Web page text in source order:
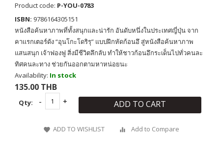
Product code: P-YOU-0783
ISBN: 9786164305151
หนังสือค้นหาภาพที่ทั้งสนุกและน่ารัก อันดับหนึ่งในประเทศญี่ปุ่น จาก
คาเเรกเตอร์ดัง “อุนโกะโดริรุ” แบบฝึกหัดก้อนอึ สู่หนังสือค้นหาภาพ
แสนสนุก เจ้าฟองฟู สิ่งมีชีวิตลึกลับ ทำให้ชาวก้อนอึกระเด็นไปทั่วคนละ
ทิศคนละทาง ช่วยกันออกตามหาหน่อยนะ
Availability: In stock
135.00 THB
Qty: ADD TO CART
ADD TO WISHLIST Add to Compare